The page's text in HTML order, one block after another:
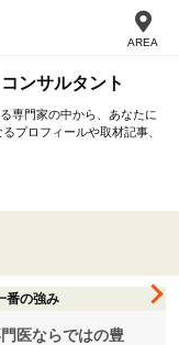
AREA
ンサルタント
専門家の中から、あなたに
プロフィールや取材記事、
番の強み
医ならではの豊